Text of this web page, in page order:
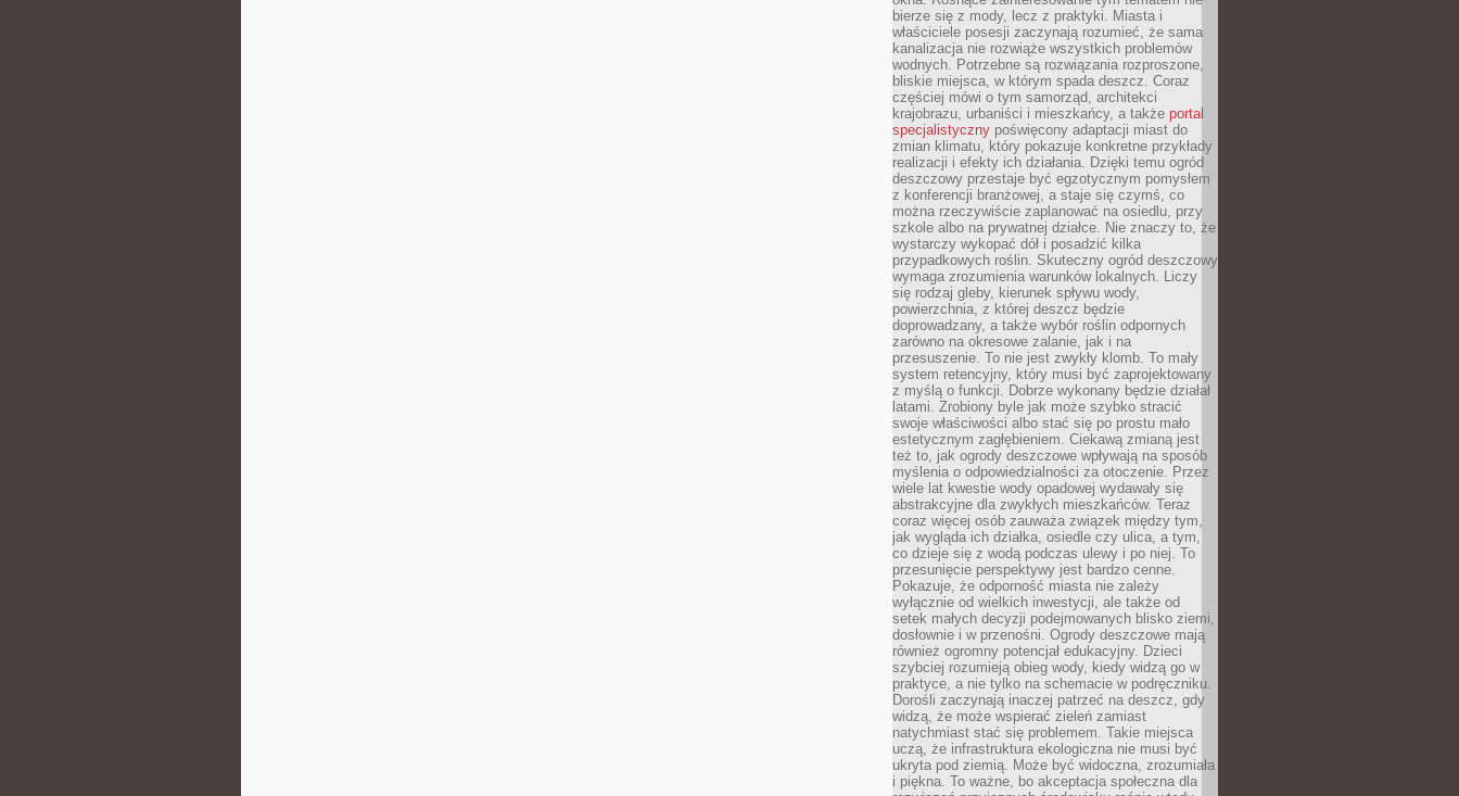
bierze się z mody, lecz z praktyki. Miasta i
właściciele posesji zaczynają rozumieć, że sama
kanalizacja nie rozwiąże wszystkich problemów
wodnych. Potrzebne są rozwiązania rozproszone,
bliskie miejsca, w którym spada deszcz. Coraz
częściej mówi o tym samorząd, architekci
krajobrazu, urbaniści i mieszkańcy, a także portal
specjalistyczny poświęcony adaptacji miast do
zmian klimatu, który pokazuje konkretne przykłady
realizacji i efekty ich działania. Dzięki temu ogród
deszczowy przestaje być egzotycznym pomysłem
z konferencji branżowej, a staje się czymś, co
można rzeczywiście zaplanować na osiedlu, przy
szkole albo na prywatnej działce. Nie znaczy to, że
wystarczy wykopać dół i posadzić kilka
przypadkowych roślin. Skuteczny ogród deszczowy
wymaga zrozumienia warunków lokalnych. Liczy
się rodzaj gleby, kierunek spływu wody,
powierzchnia, z której deszcz będzie
doprowadzany, a także wybór roślin odpornych
zarówno na okresowe zalanie, jak i na
przesuszenie. To nie jest zwykły klomb. To mały
system retencyjny, który musi być zaprojektowany
z myślą o funkcji. Dobrze wykonany będzie działał
latami. Zrobiony byle jak może szybko stracić
swoje właściwości albo stać się po prostu mało
estetycznym zagłębieniem. Ciekawą zmianą jest
też to, jak ogrody deszczowe wpływają na sposób
myślenia o odpowiedzialności za otoczenie. Przez
wiele lat kwestie wody opadowej wydawały się
abstrakcyjne dla zwykłych mieszkańców. Teraz
coraz więcej osób zauważa związek między tym,
jak wygląda ich działka, osiedle czy ulica, a tym,
co dzieje się z wodą podczas ulewy i po niej. To
przesunięcie perspektywy jest bardzo cenne.
Pokazuje, że odporność miasta nie zależy
wyłącznie od wielkich inwestycji, ale także od
setek małych decyzji podejmowanych blisko ziemi,
dosłownie i w przenośni. Ogrody deszczowe mają
również ogromny potencjał edukacyjny. Dzieci
szybciej rozumieją obieg wody, kiedy widzą go w
praktyce, a nie tylko na schemacie w podręczniku.
Dorośli zaczynają inaczej patrzeć na deszcz, gdy
widzą, że może wspierać zieleń zamiast
natychmiast stać się problemem. Takie miejsca
uczą, że infrastruktura ekologiczna nie musi być
ukryta pod ziemią. Może być widoczna, zrozumiała
i piękna. To ważne, bo akceptacja społeczna dla